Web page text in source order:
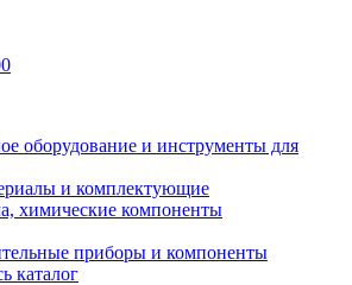
оборудование и инструменты для
и комплектующие
химические компоненты
приборы и компоненты
каталог